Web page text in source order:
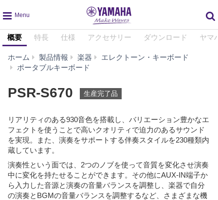
global
navigation
概要 特長 仕様 アクセサリー ダウンロード ヤマ
ホーム 製品情報 楽器
エレクトーン・キーボード
ポータブルキーボード
PSR-S670 生産完了品
リアリティのある930音色を搭載し、バリエーション豊かなエ
フェクトを使うことで高いクオリティで迫力のあるサウンド
を実現。また、演奏をサポートする伴奏スタイルを230種類内
蔵しています。
演奏性という面では、2つのノブを使って音質を変化させ演奏
中に変化を持たせることができます。その他にAUX-IN端子か
ら入力した音源と演奏の音量バランスを調整し、楽器で自分
の演奏とBGMの音量バランスを調整するなど、さまざまな機